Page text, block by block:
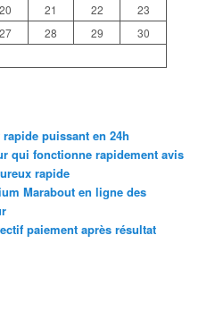
20 21 22
23
27 28 29
30
puissant en 24h
qui fonctionne rapidement avis
rapide
Marabout en ligne des
paiement après résultat